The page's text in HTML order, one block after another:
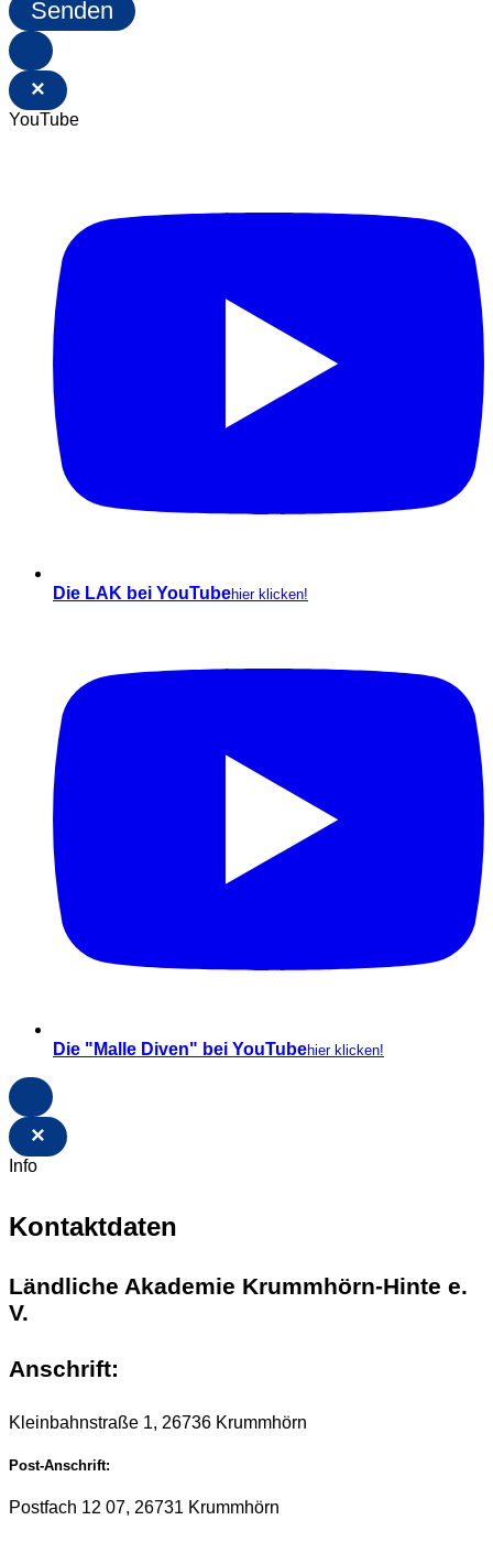
Senden
×
YouTube
Die LAK bei YouTubehier klicken!
Die "Malle Diven" bei YouTubehier klicken!
×
Info
Kontaktdaten
Ländliche Akademie Krummhörn-Hinte e.
V.
Anschrift:
Kleinbahnstraße 1, 26736 Krummhörn
Post-Anschrift:
Postfach 12 07, 26731 Krummhörn